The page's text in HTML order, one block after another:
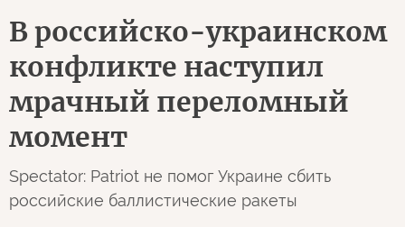
В российско-украинском
конфликте наступил
мрачный переломный
момент
Spectator: Patriot не помог Украине сбить
российские баллистические ракеты